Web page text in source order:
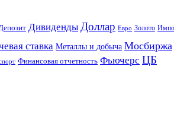
Дивиденды Доллар Евро Золото
ставка Металлы и добыча Мосбиржа
Финансовая отчетность Фьючерс ЦБ